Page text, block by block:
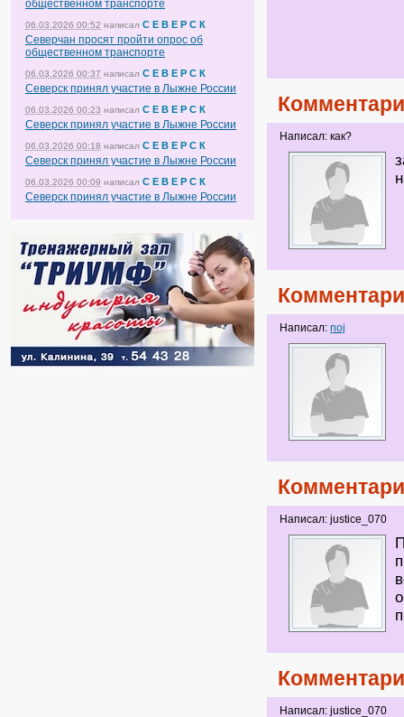
общественном транспорте
06.03.2026 00:52 написал С Е В Е Р С К
Северчан просят пройти опрос об
общественном транспорте
06.03.2026 00:37 написал С Е В Е Р С К
Северск принял участие в Лыжне России
06.03.2026 00:23 написал С Е В Е Р С К
Северск принял участие в Лыжне России
06.03.2026 00:18 написал С Е В Е Р С К
Северск принял участие в Лыжне России
06.03.2026 00:09 написал С Е В Е Р С К
Северск принял участие в Лыжне России
Написал: как?
Написал:noj
Написал: justice_070
Написал: justice_070